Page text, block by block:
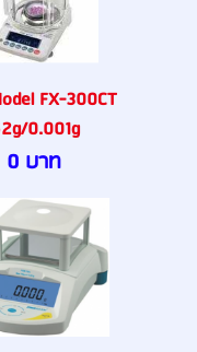
FX-300CT
0.001g
0 บาท